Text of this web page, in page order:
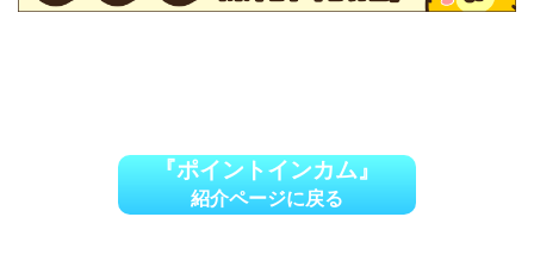
『ポイントインカム』
紹介ページに戻る